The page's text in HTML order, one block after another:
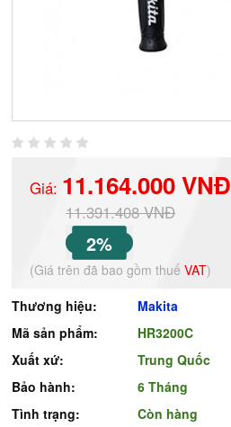
Giá: 11.164.000 VNĐ
11.391.408 VNĐ
2%
(Giá trên đã bao gồm thuếVAT)
Thương hiệu:
Makita
Mã sản phẩm:
HR3200C
Xuất xứ:
Trung Quốc
Bảo hành:
6 Tháng
Tình trạng:
Còn hàng